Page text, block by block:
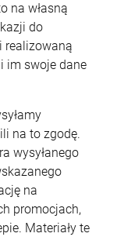
na własną
do
realizowaną
im swoje dane
na to zgodę.
wysyłanego
na
promocjach,
Materiały te